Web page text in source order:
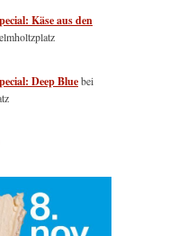
Käse aus den
Deep Bluebei